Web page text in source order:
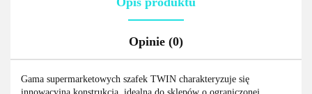
Opinie (0)
Gama supermarketowych szafek TWIN charakteryzuje się